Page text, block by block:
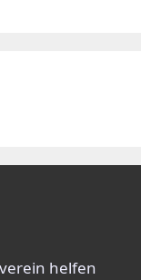
helfen